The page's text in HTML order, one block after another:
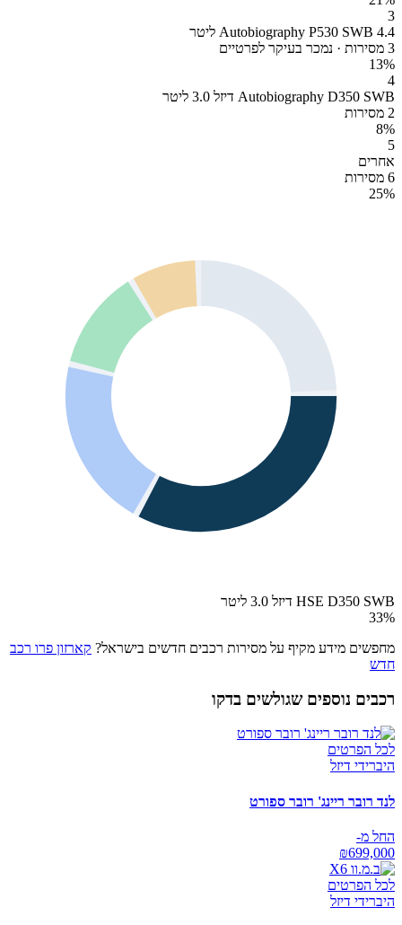
3
Autobiography P530 SWB 4.4 ליטר
3 מסירות · נמכר בעיקר לפרטיים
13%
4
Autobiography D350 SWB דיזל 3.0 ליטר
2 מסירות
8%
5
אחרים
6 מסירות
25%
HSE D350 SWB דיזל 3.0 ליטר
33%
מחפשים מידע מקיף על מסירות רכבים חדשים בישראל? קארזון פרו רכב
חדש
רכבים נוספים שגולשים בדקו
לכל הפרטים
היברידי דיזל
לנד רובר ריינג' רובר ספורט
החל מ-
₪699,000
לכל הפרטים
היברידי דיזל